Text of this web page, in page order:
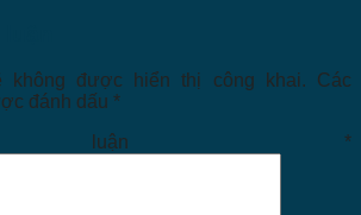
không được hiển thị công khai.
Các
đánh dấu *
luận *